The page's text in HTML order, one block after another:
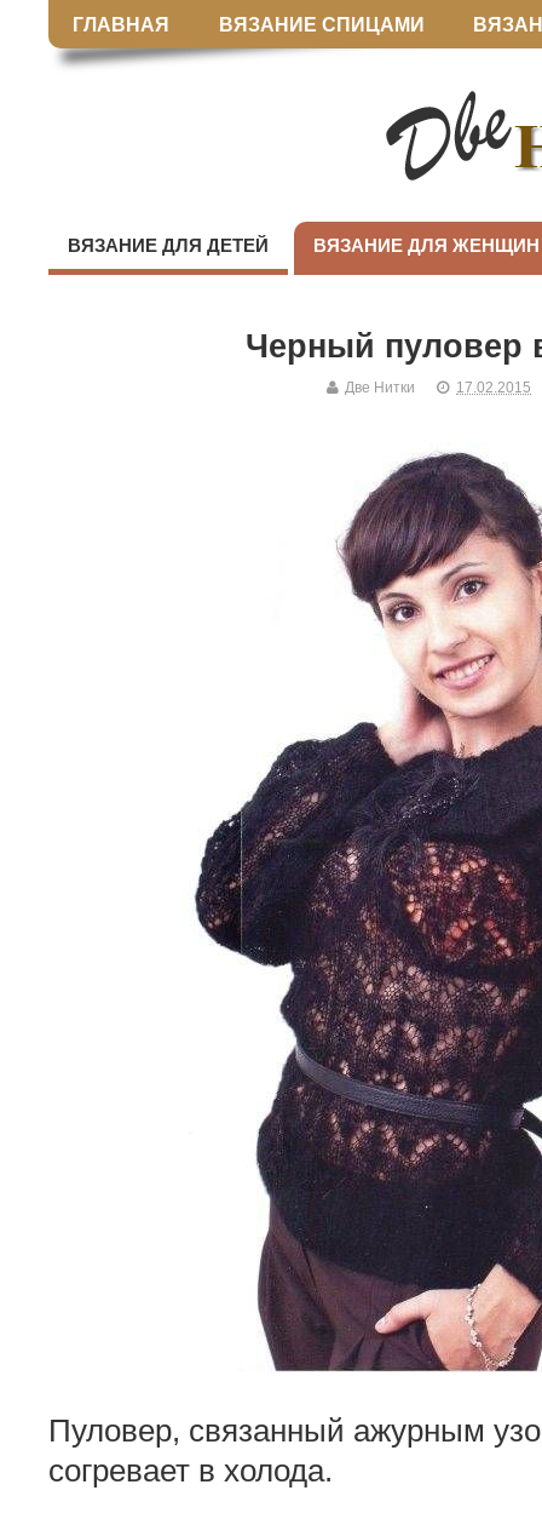
ГЛАВНАЯ ВЯЗАНИЕ СПИЦАМИ
ВЯЗАНИЕ ДЛЯ ДЕТЕЙ ВЯЗАНИЕ ДЛЯ ЖЕНЩИН
Черный пуловер
Две Нитки 17.02.2015
Пуловер, связанный ажурным
согревает в холода.